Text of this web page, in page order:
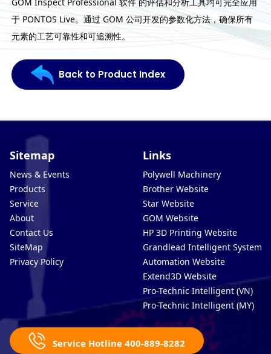
于 PONTOS Live。通过 GOM 公司开发的参数化方法，确保所有
元素的工艺可靠性和可追溯性。
Back to Product Index
Sitemap
News & Events
Products
Service
About
Contact Us
SiteMap
Privacy Policy
Links
Polywell Machinery
Brother Website
Star Website
GOM Website
HP 3D Printing Website
Grandlead Intelligent Systems
Automation Website
Extend3D Website
Pro-Technic Intelligent (VN)
Pro-Technic Intelligent (MY)
Service Hotline 400-889-8282